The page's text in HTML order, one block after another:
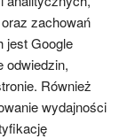
zachowań
jest Google
odwiedzin,
Również
wydajności